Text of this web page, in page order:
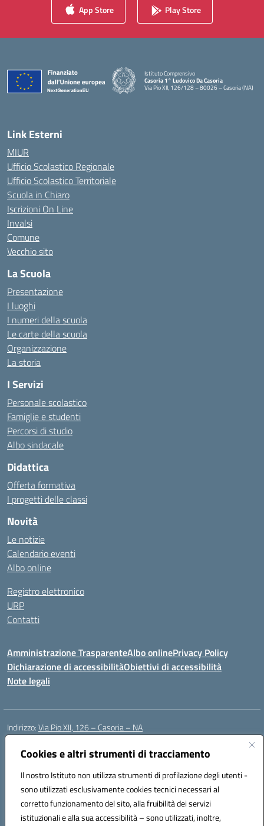
Cookies e altri strumenti di tracciamento
Il nostro Istituto non utilizza strumenti di profilazione degli utenti -
sono utilizzati esclusivamente cookies tecnici necessari al
corretto funzionamento del sito, alla fruibilità dei servizi
istituzionali e alla sua accessibilità – sono utilizzati, inoltre,
App Store Play Store
Istituto Comprensivo
Casoria 1° Ludovico Da Casoria
Via Pio XII, 126/128 – 80026 – Casoria (NA)
Link Esterni
MIUR
Ufficio Scolastico Regionale
Ufficio Scolastico Territoriale
Scuola in Chiaro
Iscrizioni On Line
Invalsi
Comune
Vecchio sito
La Scuola
Presentazione
I luoghi
I numeri della scuola
Le carte della scuola
Organizzazione
La storia
I Servizi
Personale scolastico
Famiglie e studenti
Percorsi di studio
Albo sindacale
Didattica
Offerta formativa
I progetti delle classi
Novità
Le notizie
Calendario eventi
Albo online
Registro elettronico
URP
Contatti
Amministrazione TrasparenteAlbo onlinePrivacy Policy
Dichiarazione di accessibilitàObiettivi di accessibilità
Note legali
Indirizzo:Via Pio XII, 126 – Casoria – NA
Centralino:
Posta elettronica certificata (PEC):naic8et00d@pec.istruzione.it
Codice fiscale: 93056760635
Codice meccanografico:NAIC8ET00D
Codice Indice delle Pubbliche Amministrazioni (IPA): clcc_063
Codice unico di fatturazione (CUF): UFVE8K